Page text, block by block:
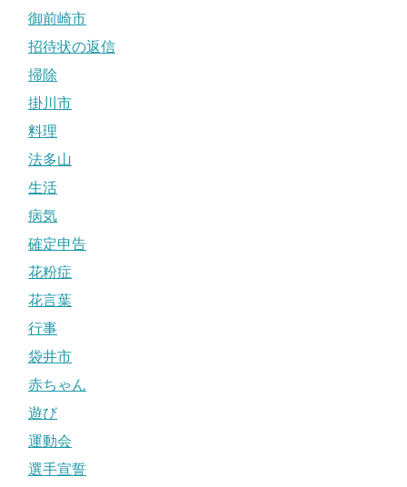
御前崎市
招待状の返信
掃除
掛川市
料理
法多山
生活
病気
確定申告
花粉症
花言葉
行事
袋井市
赤ちゃん
遊び
運動会
選手宣誓